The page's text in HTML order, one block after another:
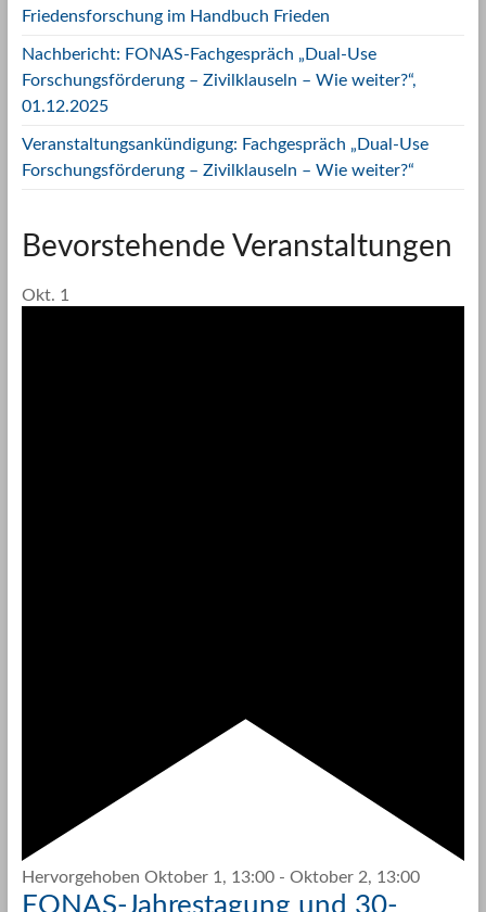
Friedensforschung im Handbuch Frieden
Nachbericht: FONAS-Fachgespräch „Dual-Use
Forschungsförderung – Zivilklauseln – Wie weiter?“,
01.12.2025
Veranstaltungsankündigung: Fachgespräch „Dual-Use
Forschungsförderung – Zivilklauseln – Wie weiter?“
Bevorstehende Veranstaltungen
Okt. 1
Hervorgehoben Oktober 1, 13:00- Oktober 2, 13:00
FONAS-Jahrestagung und 30-